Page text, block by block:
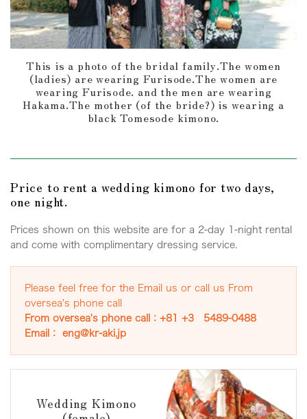
This is a photo of the bridal family.The women
(ladies) are wearing Furisode.The women are
wearing Furisode. and the men are wearing
Hakama.The mother (of the bride?) is wearing a
black Tomesode kimono.
Price to rent a wedding kimono for two days,
one night.
Prices shown on this website are for a 2-day 1-night rental
and come with complimentary dressing service.
Please feel free for the Email us or call us From
oversea's phone call
From oversea's phone call： +81 +3 5489-0488
Email： eng@kr-aki.jp
Wedding Kimono